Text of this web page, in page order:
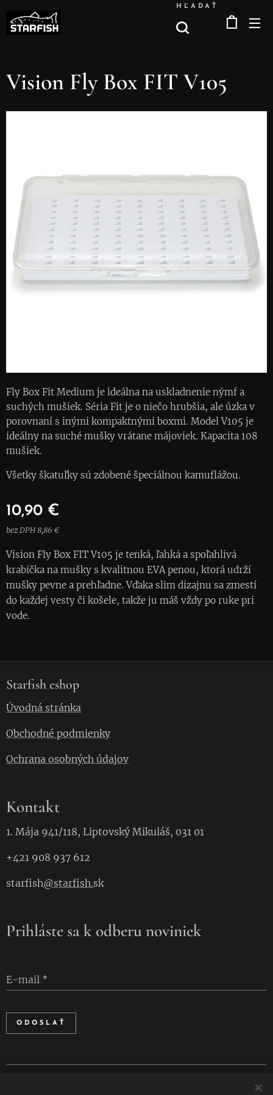
HĽADAŤ
Vision Fly Box FIT V105
Fly Box Fit Medium je ideálna na uskladnenie nýmf a
suchých mušiek. Séria Fit je o niečo hrubšia, ale úzka v
porovnaní s inými kompaktnými boxmi. Model V105 je
ideálny na suché mušky vrátane májoviek. Kapacita 108
mušiek.
Všetky škatuľky sú zdobené špeciálnou kamuflážou.
10,90 €
bez DPH 8,86 €
Vision Fly Box FIT V105 je tenká, ľahká a spoľahlivá
krabička na mušky s kvalitnou EVA penou, ktorá udrží
mušky pevne a prehľadne. Vďaka slim dizajnu sa zmestí
do každej vesty či košele, takže ju máš vždy po ruke pri
vode.
Starfish eshop
Úvodná stránka
Obchodné podmienky
Ochrana osobných údajov
Kontakt
1. Mája 941/118, Liptovský Mikuláš, 031 01
+421 908 937 612
starfish@starfish.sk
Prihláste sa k odberu noviniek
E-mail
ODOSLAŤ